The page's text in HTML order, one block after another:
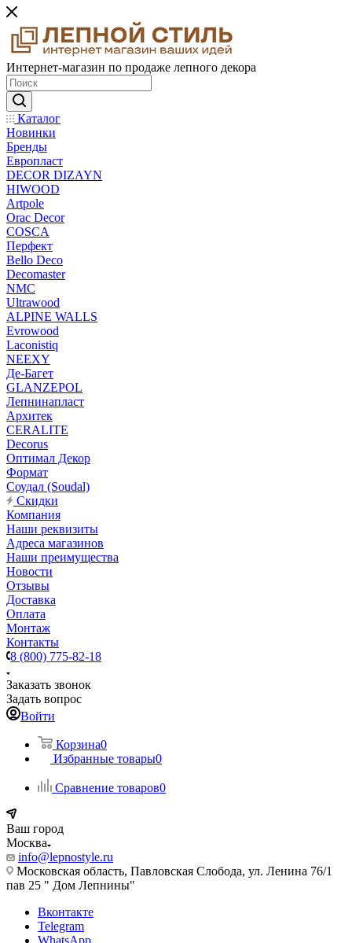
Интернет-магазин по продаже лепного декора
Каталог
Новинки
Бренды
Европласт
DECOR DIZAYN
HIWOOD
Artpole
Orac Decor
COSCA
Перфект
Bello Deco
Decomaster
NMС
Ultrawood
ALPINE WALLS
Evrowood
Laconistiq
NEEXY
Де-Багет
GLANZEPOL
Лепнинапласт
Архитек
CERALITE
Decorus
Оптимал Декор
Формат
Соудал (Soudal)
Скидки
Компания
Наши реквизиты
Адреса магазинов
Наши преимущества
Новости
Отзывы
Доставка
Оплата
Монтаж
Контакты
8 (800) 775-82-18
Заказать звонок
Задать вопрос
Войти
Корзина0
Избранные товары0
Сравнение товаров0
Ваш город
Москва
info@lepnostyle.ru
Московская область, Павловская Слобода, ул. Ленина 76/1
пав 25 " Дом Лепнины"
Вконтакте
Telegram
WhatsApp